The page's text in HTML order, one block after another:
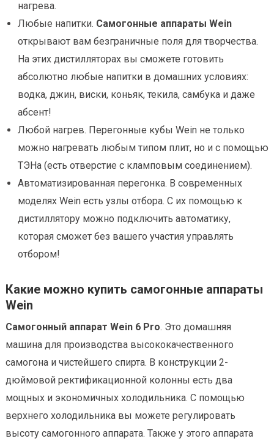
нагрева.
Любые напитки. Самогонные аппараты Wein
открывают вам безграничные поля для творчества.
На этих дистилляторах вы сможете готовить
абсолютно любые напитки в домашних условиях:
водка, джин, виски, коньяк, текила, самбука и даже
абсент!
Любой нагрев. Перегонные кубы Wein не только
можно нагревать любым типом плит, но и с помощью
ТЭНа (есть отверстие с кламповым соединением).
Автоматизированная перегонка. В современных
моделях Wein есть узлы отбора. С их помощью к
дистиллятору можно подключить автоматику,
которая сможет без вашего участия управлять
отбором!
Какие можно купить самогонные аппараты
Wein
Самогонный аппарат Wein 6 Pro. Это домашняя
машина для производства высококачественного
самогона и чистейшего спирта. В конструкции 2-
дюймовой ректификационной колонны есть два
мощных и экономичных холодильника. С помощью
верхнего холодильника вы можете регулировать
высоту самогонного аппарата. Также у этого аппарата